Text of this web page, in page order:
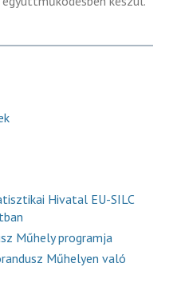
Hivatal EU-SILC
Műhely programja
Műhelyen való